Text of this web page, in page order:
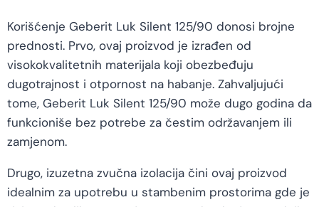
Korišćenje Geberit Luk Silent 125/90 donosi brojne
prednosti. Prvo, ovaj proizvod je izrađen od
visokokvalitetnih materijala koji obezbeđuju
dugotrajnost i otpornost na habanje. Zahvaljujući
tome, Geberit Luk Silent 125/90 može dugo godina da
funkcioniše bez potrebe za čestim održavanjem ili
zamjenom.
Drugo, izuzetna zvučna izolacija čini ovaj proizvod
idealnim za upotrebu u stambenim prostorima gde je